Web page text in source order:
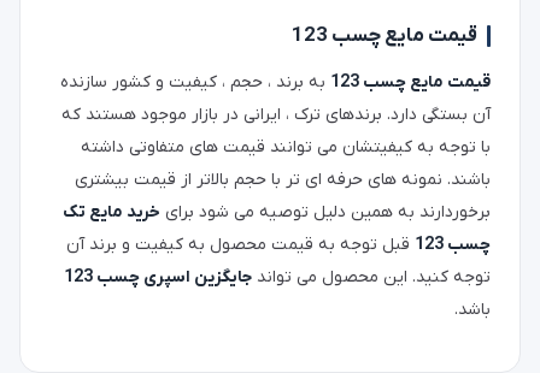
قیمت مایع چسب 123
قیمت مایع چسب 123
به برند ، حجم ، کیفیت و کشور سازنده
آن بستگی دارد. برندهای ترک ، ایرانی در بازار موجود هستند که
با توجه به کیفیتشان می توانند قیمت های متفاوتی داشته
باشند. نمونه های حرفه ای تر با حجم بالاتر از قیمت بیشتری
برخوردارند به همین دلیل توصیه می شود برای خرید مایع تک
چسب 123
قبل توجه به قیمت محصول به کیفیت و برند آن
توجه کنید. این محصول می تواند جایگزین اسپری چسب 123
باشد.